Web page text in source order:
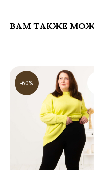
ВАМ ТАКЖЕ
-60%